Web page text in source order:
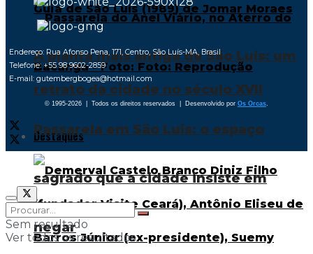
A planta mais antiga de São Luís: um
retrato da cidade no século XVII
Destaques
Passarela em São Luís: o espaço
sagrado que a cidade insiste em
negar
Endereço: Rua Afonso Pena, 171, Centro, São Luís-MA, Brasil
Telefone: +55 98 9602-2859
E-mail: gutembergbogea@hotmail.com
© 1995-2026 | Todos os direitos reservados | Desenvolvido por Os Orcas.
Sem resultado
Ver todos os resultados